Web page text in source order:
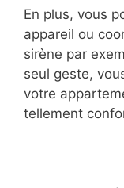
En plus, vous
appareil ou
sirène par
seul geste,
votre
tellement